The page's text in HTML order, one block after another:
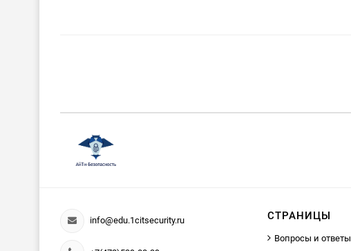
info@edu.1citsecurity.ru СТРАНИЦЫ
Вопросы и ответы